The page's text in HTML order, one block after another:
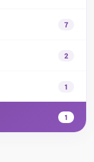
7
2
1
1